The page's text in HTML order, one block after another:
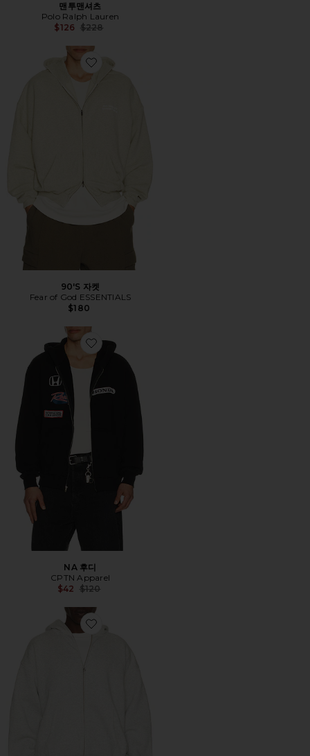
맨투맨셔츠
Polo Ralph Lauren
$126 Previous price:
$228
Favorite 90'S 자켓
90'S 자켓
Fear of God ESSENTIALS
$180
Favorite NA 후디
NA 후디
CPTN Apparel
$42 Previous price:
$120
Favorite 후디